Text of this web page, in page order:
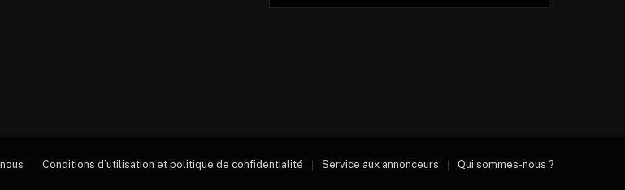
Conditions d’utilisation et politique de confidentialité Service aux annonceurs Qui sommes-nous ?